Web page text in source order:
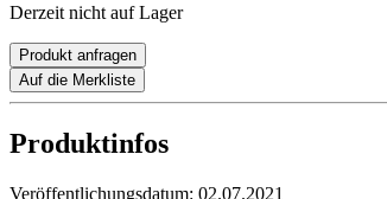
Derzeit nicht auf Lager
Produkt anfragen
Auf die Merkliste
Produktinfos
Veröffentlichungsdatum: 02.07.2021